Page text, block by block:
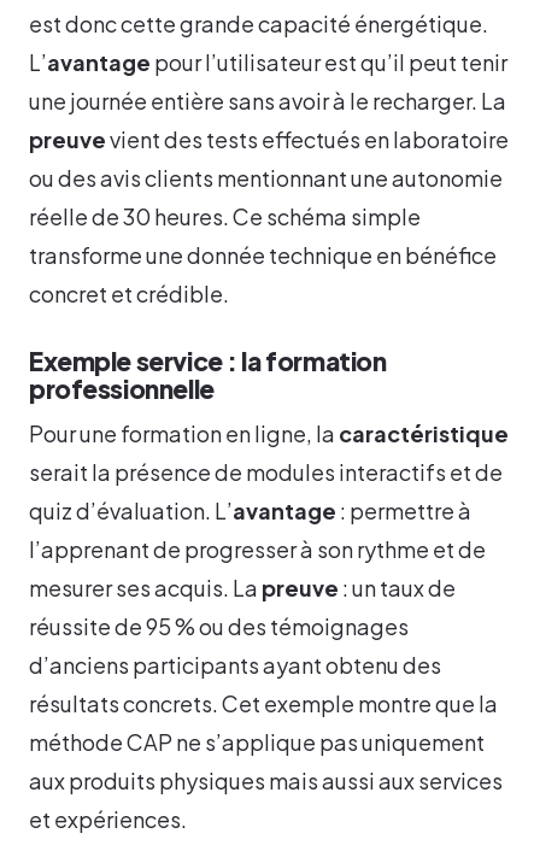
est donc cette grande capacité énergétique.
L’avantage pour l’utilisateur est qu’il peut tenir
une journée entière sans avoir à le recharger. La
preuvevient des tests effectués en laboratoire
ou des avis clients mentionnant une autonomie
réelle de 30 heures. Ce schéma simple
transforme une donnée technique en bénéfice
concret et crédible.
Exemple service : la formation
professionnelle
Pour une formation en ligne, la caractéristique
serait la présence de modules interactifs et de
quiz d’évaluation. L’avantage : permettre à
l’apprenant de progresser à son rythme et de
mesurer ses acquis. La preuve : un taux de
réussite de 95 % ou des témoignages
d’anciens participants ayant obtenu des
résultats concrets. Cet exemple montre que la
méthode CAP ne s’applique pas uniquement
aux produits physiques mais aussi aux services
et expériences.